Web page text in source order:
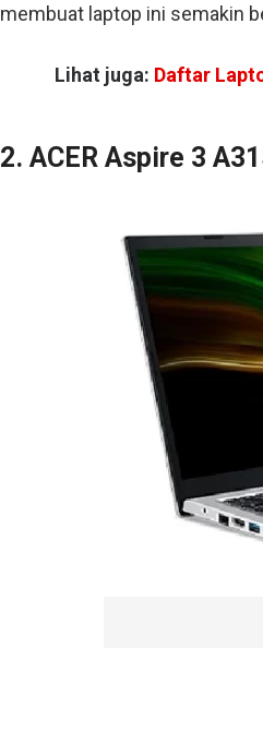
membuat laptop ini semakin
Lihat juga: Daftar
2. ACER Aspire 3